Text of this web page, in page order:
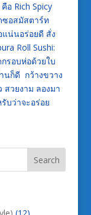
อ Rich Spicy
ซอสมัสตาร์ท
แน่นอร่อยดี สั่ง
Roll Sushi:
รอบห่อด้วยใบ
นก็ดี กว้างขวาง
วยงาม ลองมา
บว่าจะอร่อย